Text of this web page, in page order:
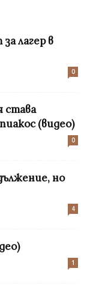
лагер в
0
става
(видео)
0
но
4
1